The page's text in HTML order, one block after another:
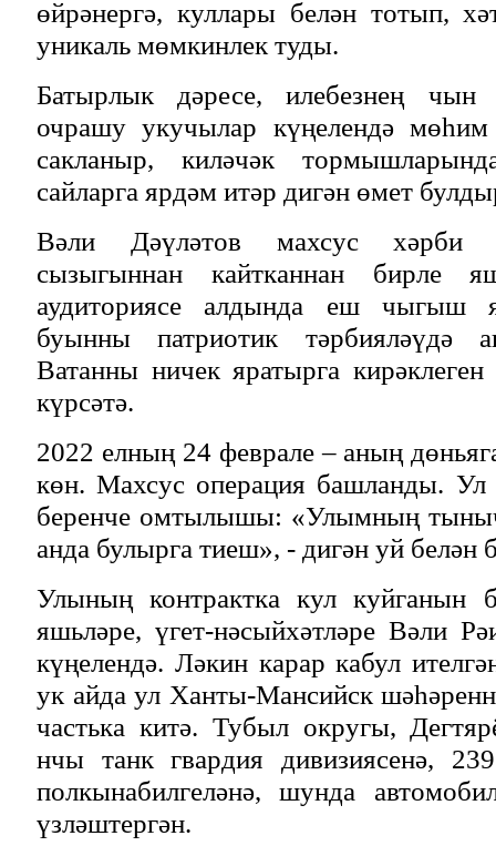
өйрәнергә, куллары белән тотып,
уникаль мөмкинлек туды.
Батырлык дәресе, илебезнең чын
очрашу укучылар күңелендә
сакланыр, киләчәк
сайларга ярдәм итәр дигән өмет
Вәли Дәүләтов махсус хәрби
сызыгыннан кайтканнан бирле
аудиториясе алдында еш чыгыш
буынны патриотик тәрбияләүдә
Ватанны ничек яратырга
күрсәтә.
2022 елның 24 феврале – аның
көн. Махсус операция башланды. Ул
беренче омтылышы: «Улымның
анда булырга тиеш», - дигән уй белән
Улының контрактка кул куйганын
яшьләре, үгет-нәсыйхәтләре Вәли
күңелендә. Ләкин карар кабул
ук айда ул Ханты-Мансийск
частька китә. Тубыл округы,
нчы танк гвардия дивизиясенә,
полкынабилгеләнә, шунда
үзләштергән.